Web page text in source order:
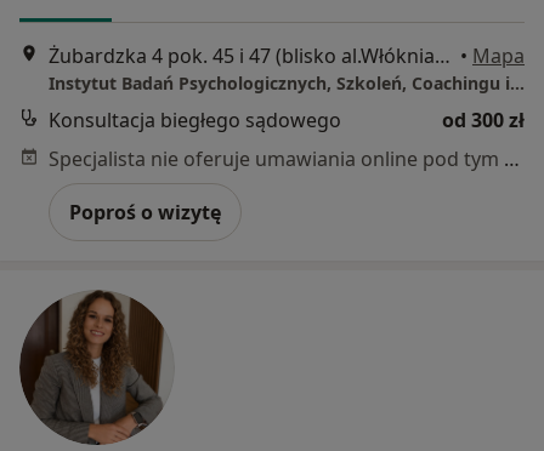
Żubardzka 4 pok. 45 i 47 (blisko al.Włókniarzy), Łódź • Mapa
Instytut Badań Psychologicznych, Szkoleń, Coachingu i Psychoterapii EMPIRIA.PL
Konsultacja biegłego sądowego
od 300 zł
Specjalista nie oferuje umawiania online pod tym adresem.
Poproś o wizytę